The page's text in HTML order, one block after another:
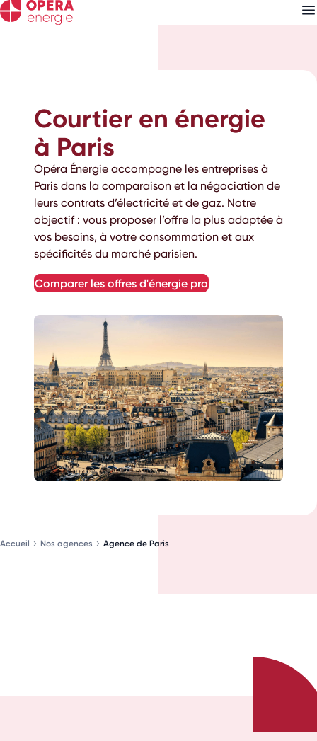
Courtier en énergie
à Paris
Opéra Énergie accompagne les entreprises à
Paris dans la comparaison et la négociation de
leurs contrats d’électricité et de gaz. Notre
objectif : vous proposer l’offre la plus adaptée à
vos besoins, à votre consommation et aux
spécificités du marché parisien.
comparer les offres d'énergie pro
Accueil Nos agences Agence de Paris
Choisissez les newsletters qui vous intéressent